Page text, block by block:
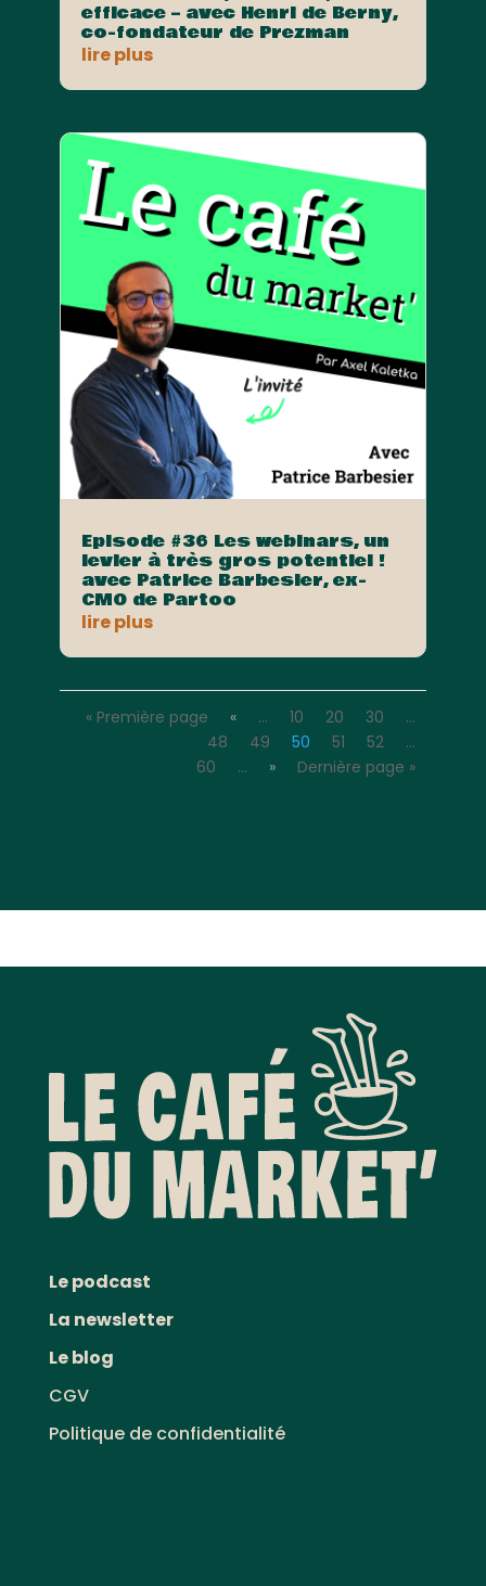
efficace – avec Henri de Berny,
co-fondateur de Prezman
lire plus
Episode #36 Les webinars, un
levier à très gros potentiel !
avec Patrice Barbesier, ex-
CMO de Partoo
lire plus
« Première page « … 10 20 30
…
48
49 50 51 52
…
60
… » Dernière page »
Le podcast
La newsletter
Le blog
CGV
Politique de confidentialité